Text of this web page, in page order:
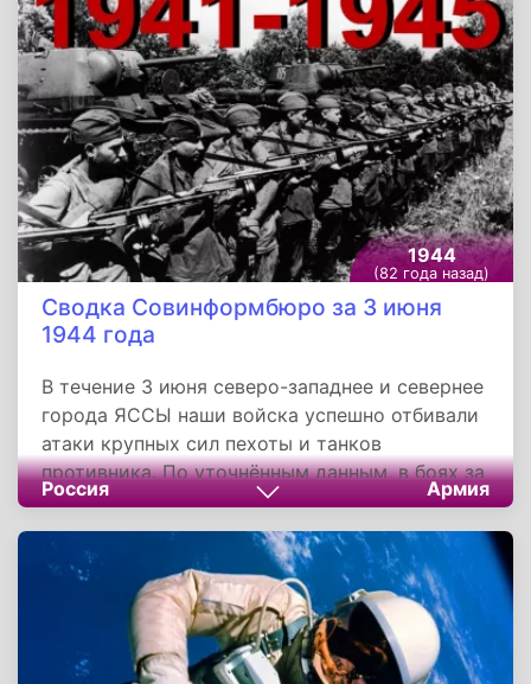
самолётов.
1944
(82 года назад)
Сводка Совинформбюро за 3 июня
1944 года
В течение 3 июня северо-западнее и севернее
города ЯССЫ наши войска успешно отбивали
атаки крупных сил пехоты и танков
противника. По уточнённым данным, в боях за
2 июня в этом районе нашими войсками
уничтожено 48 немецких танков. В воздушных
боях и огнём зенитной артиллерии сбито 24
самолёта противника. На других участках
фронта - без перемен.
Россия Армия